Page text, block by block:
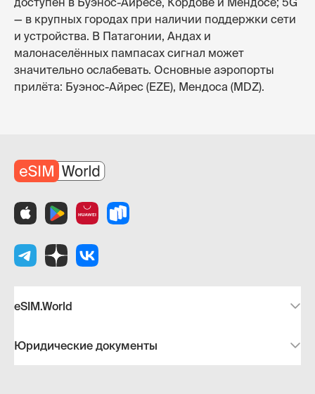
— в крупных городах при наличии поддержки сети
и устройства. В Патагонии, Андах и
малонаселённых пампасах сигнал может
значительно ослабевать. Основные аэропорты
прилёта: Буэнос-Айрес (EZE), Мендоса (MDZ).
eSIM.World
Юридические документы